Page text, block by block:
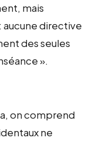
mais
aucune directive
des seules
».
on comprend
ne